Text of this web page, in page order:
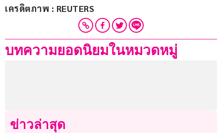
เครดิตภาพ : REUTERS
บทความยอดนิยมในหมวดหมู่
ข่าวล่าสุด